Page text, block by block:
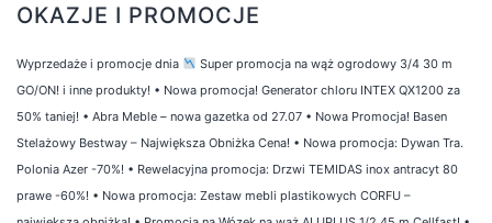
OKAZJE I PROMOCJE
Wyprzedaże i promocje dnia
Super promocja na wąż ogrodowy 3/4 30 m
GO/ON! i inne produkty! • Nowa promocja! Generator chloru INTEX QX1200 za
50% taniej! • Abra Meble – nowa gazetka od 27.07 • Nowa Promocja! Basen
Stelażowy Bestway – Największa Obniżka Cena! • Nowa promocja: Dywan Tra.
Polonia Azer -70%! • Rewelacyjna promocja: Drzwi TEMIDAS inox antracyt 80
prawe -60%! • Nowa promocja: Zestaw mebli plastikowych CORFU –